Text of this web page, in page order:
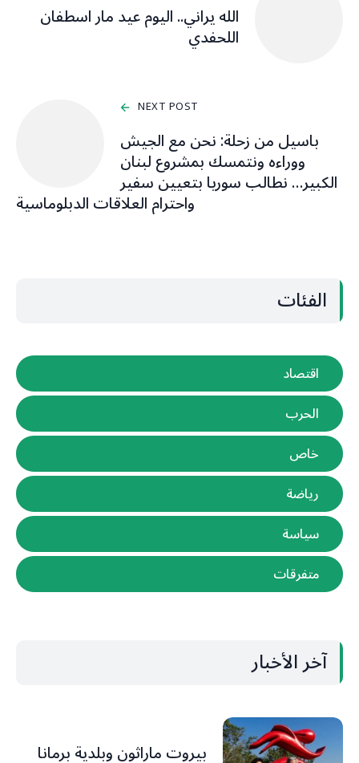
الله يراني.. اليوم عيد مار اسطفان
اللحفدي
NEXT POST
باسيل من زحلة: نحن مع الجيش
ووراءه ونتمسك بمشروع لبنان
الكبير… نطالب سوريا بتعيين سفير
واحترام العلاقات الدبلوماسية
الفئات
اقتصاد
الحرب
خاص
رياضة
سياسة
متفرقات
آخر الأخبار
بيروت ماراثون وبلدية برمانا